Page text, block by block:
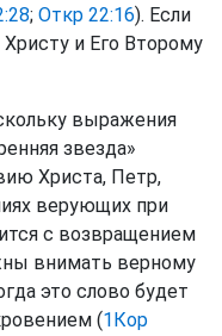
; Откр 22:16). Если
и Его Второму
выражения
звезда»
Христа, Петр,
верующих при
с возвращением
внимать верному
это слово будет
(1Кор